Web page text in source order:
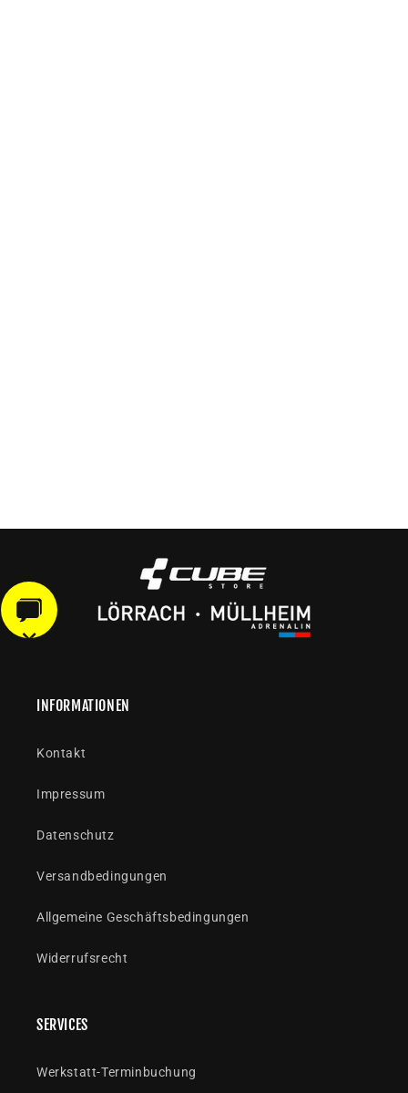
INFORMATIONEN
Kontakt
Impressum
Datenschutz
Versandbedingungen
Allgemeine Geschäftsbedingungen
Widerrufsrecht
SERVICES
Werkstatt-Terminbuchung